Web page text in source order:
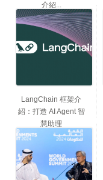
介紹...
LangChain 框架介
紹：打造 AI Agent 智
慧助理